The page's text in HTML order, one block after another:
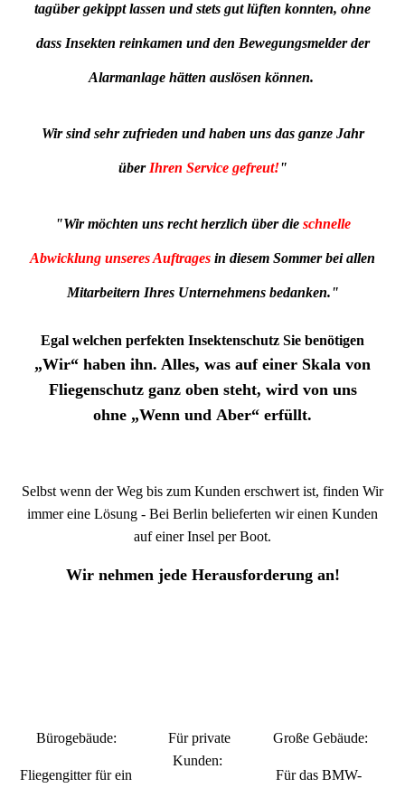
tagüber gekippt lassen und stets gut lüften konnten, ohne
dass Insekten reinkamen und den Bewegungsmelder der
Alarmanlage hätten auslösen können.
Wir sind sehr zufrieden und haben uns das ganze Jahr
über Ihren Service gefreut!"
"Wir möchten uns recht herzlich über die schnelle
Abwicklung unseres Auftrages in diesem Sommer bei allen
Mitarbeitern Ihres Unternehmens bedanken."
Egal welchen perfekten Insektenschutz Sie benötigen
„Wir“ haben ihn. Alles, was auf einer Skala von
Fliegenschutz ganz oben steht, wird von uns
ohne „Wenn und Aber“ erfüllt.
Selbst wenn der Weg bis zum Kunden erschwert ist, finden Wir
immer eine Lösung - Bei Berlin belieferten wir einen Kunden
auf einer Insel per Boot.
Wir nehmen jede Herausforderung an!
Bürogebäude:
Fliegengitter für ein
Für private
Kunden:
Große Gebäude:
Für das BMW-